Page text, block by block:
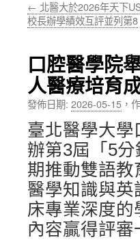
要
容
← 北醫大於2026年天下
校長辦學績效互評並列第8
口腔醫學院
人醫療培育
發佈日期: 2026-05-15 ，
臺北醫學大學
辦第3屆「5
期推動雙語
醫學知識與
床專業深度
內容贏得評審